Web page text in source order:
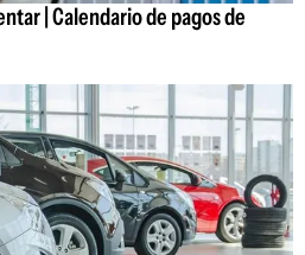
| Calendario de pagos de